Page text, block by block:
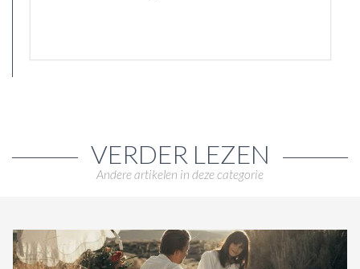
VERDER LEZEN
Andere artikelen in deze categorie